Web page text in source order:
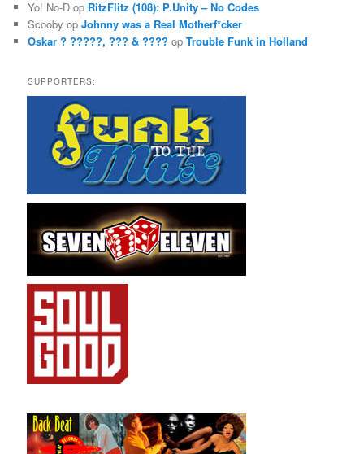
Yo! No-D op RitzFlitz (108): P.Unity – No Codes
Scooby opJohnny was a Real Motherf*cker
Oskar ? ?????, ??? & ???? opTrouble Funk in Holland
SUPPORTERS: